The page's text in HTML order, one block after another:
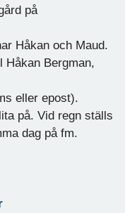
på
Håkan och Maud.
Bergman,
eller epost).
på. Vid regn ställs
dag på fm.